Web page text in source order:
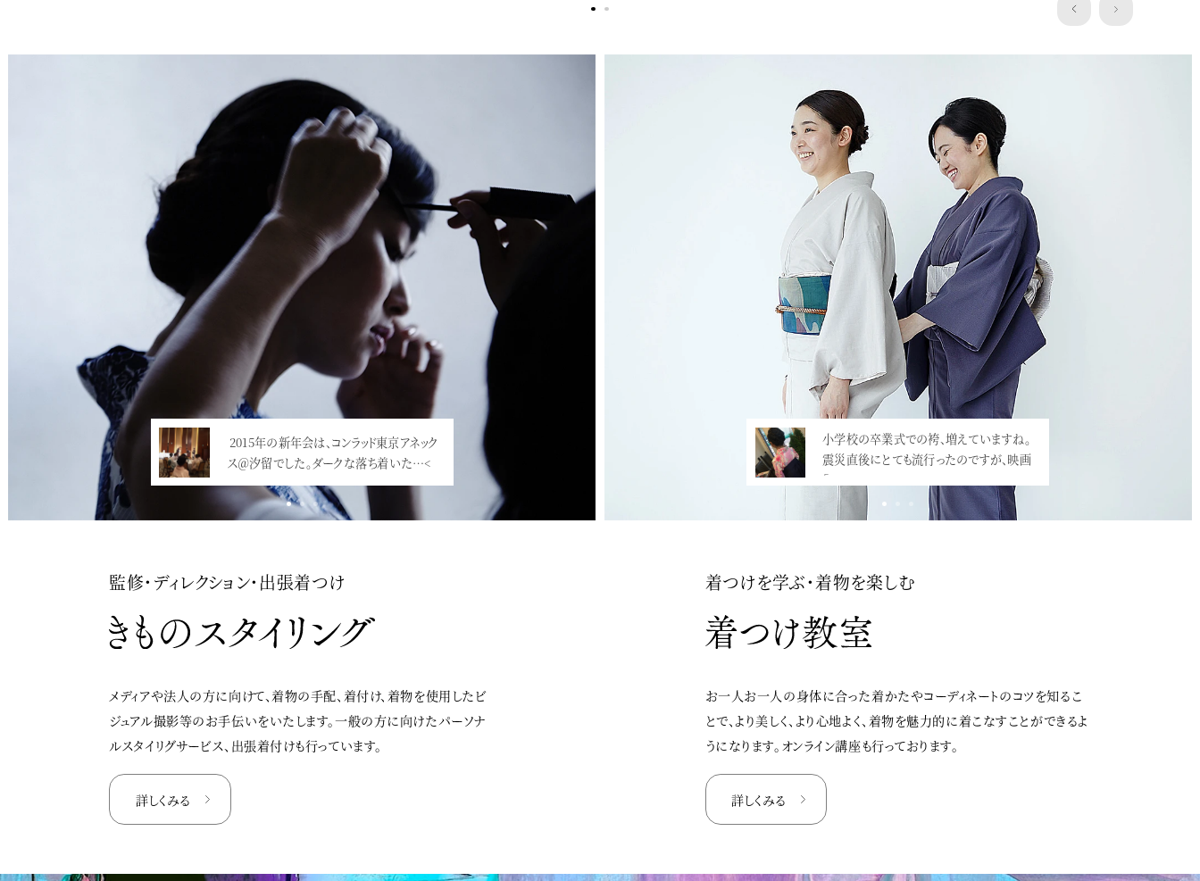
”浴衣にぴったり”洒落水引ワーク
監修・ディレクション・出張着つけ
メディアや法人の方に向けて、着物の手配、着付け、着物を使用したビ
ジュアル撮影等のお手伝いをいたします。一般の方に向けたパーソナ
ルスタイリグサービス、出張着付けも行っています。
詳しくみる
2015年の新年会は、コンラッド東京アネック
ス＠汐留でした。ダークな落ち着いた…<
今年は、森田空美着付け教室、創立20周年
パーティーでした。記念の年という事で、
着つけを学ぶ・着物を楽しむ
お一人お一人の身体に合った着かたやコーディネートのコツを知るこ
とで、より美しく、より心地よく、着物を魅力的に着こなすことができるよ
うになります。オンライン講座も行っております。
詳しくみる
小学校の卒業式での袴、増えていますね。
震災直後にとても流行ったのですが、映画
「…<
豪華なお振袖+袴で卒業式へ。美人で身長
も高いので、大振袖がとても華やかな雰囲
気。…<